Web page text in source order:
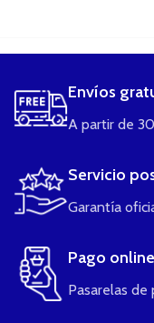
Envíos
A partir de
Servicio
Garantía
Pago online
Pasarelas de